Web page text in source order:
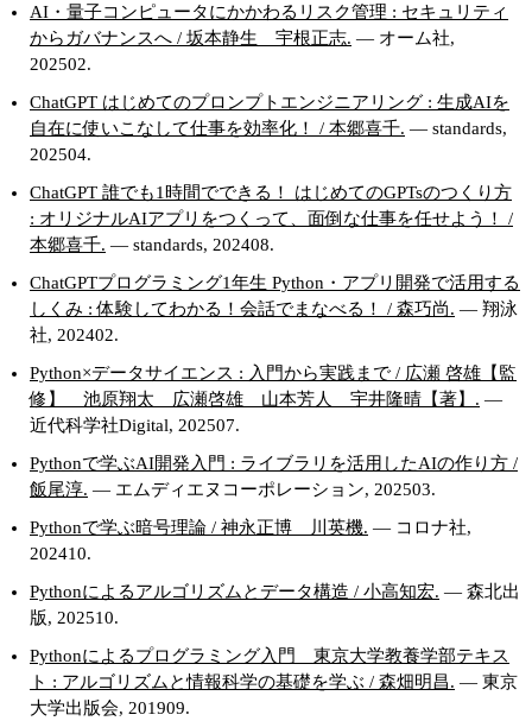
AI・量子コンピュータにかかわるリスク管理 : セキュリティ
からガバナンスへ / 坂本静生 宇根正志. — オーム社,
202502.
ChatGPT はじめてのプロンプトエンジニアリング : 生成AIを
自在に使いこなして仕事を効率化！ / 本郷喜千. — standards,
202504.
ChatGPT 誰でも1時間でできる！ はじめてのGPTsのつくり方
: オリジナルAIアプリをつくって、面倒な仕事を任せよう！ /
本郷喜千. — standards, 202408.
ChatGPTプログラミング1年生 Python・アプリ開発で活用する
しくみ : 体験してわかる！会話でまなべる！ / 森巧尚. — 翔泳
社, 202402.
Python×データサイエンス : 入門から実践まで / 広瀬 啓雄【監
修】 池原翔太 広瀬啓雄 山本芳人 宇井隆晴【著】. —
近代科学社Digital, 202507.
Pythonで学ぶAI開発入門 : ライブラリを活用したAIの作り方 /
飯尾淳. — エムディエヌコーポレーション, 202503.
Pythonで学ぶ暗号理論 / 神永正博 川英機. — コロナ社,
202410.
Pythonによるアルゴリズムとデータ構造 / 小高知宏. — 森北出
版, 202510.
Pythonによるプログラミング入門 東京大学教養学部テキス
ト : アルゴリズムと情報科学の基礎を学ぶ / 森畑明昌. — 東京
大学出版会, 201909.